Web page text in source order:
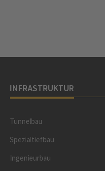
INFRASTRUKTUR
Tunnelbau
Spezialtiefbau
Ingenieurbau